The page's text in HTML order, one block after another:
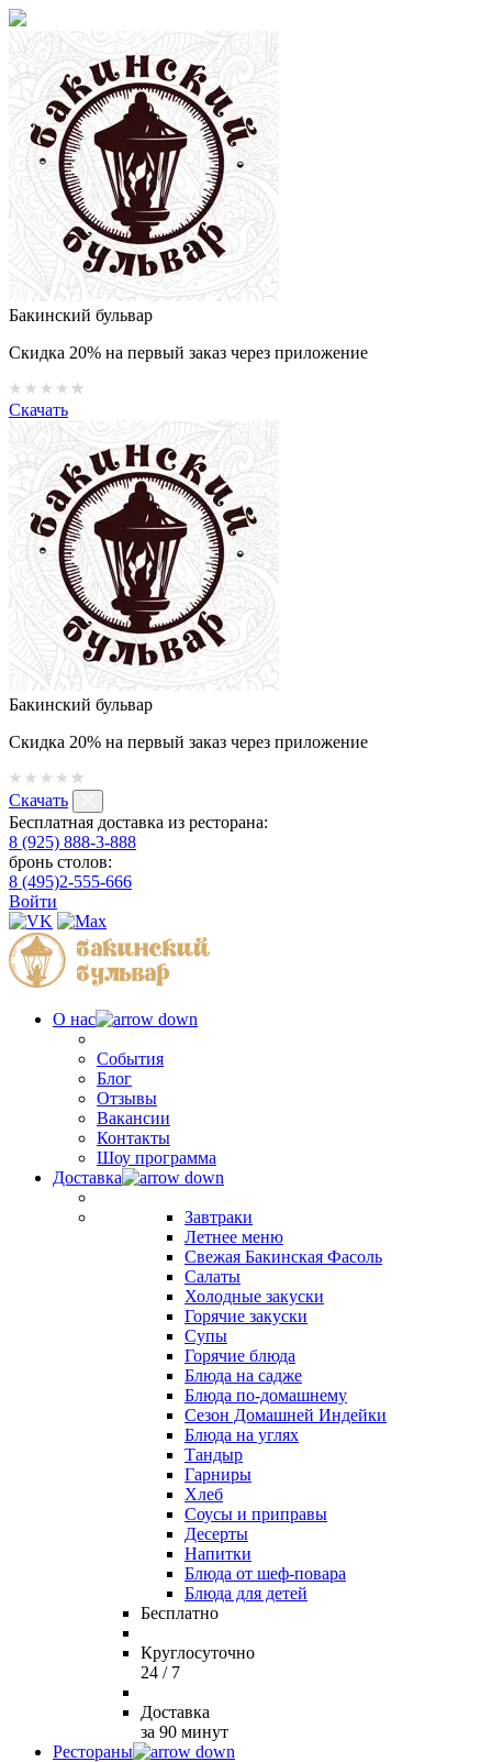
Бакинский бульвар
Скидка 20% на первый заказ через приложение
Скачать
Бакинский бульвар
Скидка 20% на первый заказ через приложение
Скачать
Бесплатная доставка из ресторана:
8 (925) 888-3-888
бронь столов:
8 (495)2-555-666
Войти
О нас
События
Блог
Отзывы
Вакансии
Контакты
Шоу программа
Доставка
Завтраки
Летнее меню
Свежая Бакинская Фасоль
Салаты
Холодные закуски
Горячие закуски
Супы
Горячие блюда
Блюда на садже
Блюда по-домашнему
Сезон Домашней Индейки
Блюда на углях
Тандыр
Гарниры
Хлеб
Соусы и приправы
Десерты
Напитки
Блюда от шеф-повара
Блюда для детей
Бесплатно
Круглосуточно
24 / 7
Доставка
за 90 минут
Рестораны